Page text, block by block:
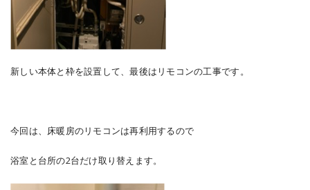
新しい本体と枠を設置して、最後はリモコンの工事です。
今回は、床暖房のリモコンは再利用するので
浴室と台所の2台だけ取り替えます。